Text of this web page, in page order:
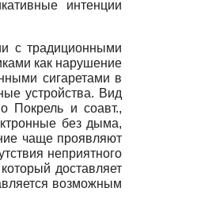
интенции
с традиционными
как нарушение
сигаретами в
устройства. Вид
Покрель и соавт.,
без дыма,
чаще проявляют
неприятного
доставляет
возможным